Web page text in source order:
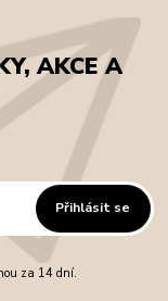
AKCE A
Přihlásit se
za 14 dní.